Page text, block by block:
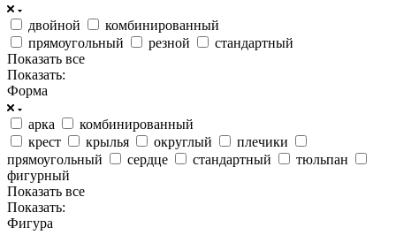
двойной
комбинированный
прямоугольный
резной
стандартный
Показать все
Показать:
Форма
арка
комбинированный
крест
крылья округлый
плечики
прямоугольный
сердце стандартный
тюльпан
фигурный
Показать все
Показать:
Фигура